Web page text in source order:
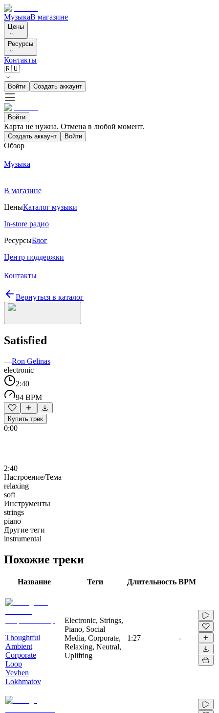
МузыкаВ магазине
Цены
Ресурсы
Контакты
🇷🇺
Войти Создать аккаунт
Войти
Карта не нужна. Отмена в любой момент.
Создать аккаунт Войти
Обзор
Музыка
В магазине
ЦеныКаталог музыки
In-store радио
РесурсыБлог
Центр поддержки
Контакты
Вернуться в каталог
Satisfied
—Ron Gelinas
electronic
2:40
94 BPM
Купить трек
0:00
2:40
Настроение/Тема
relaxing
soft
Инструменты
strings
piano
Другие теги
instrumental
Похожие треки
Название Теги Длительность BPM
Thoughtful
Ambient
Corporate
Loop
Yevhen
Lokhmatov
Electronic, Strings,
Piano, Social
Media, Corporate,
Relaxing, Neutral,
Uplifting
1:27 -